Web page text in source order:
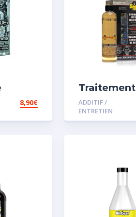
8,90€
Traitement
carburant
spécial
ADDITIF /
ENTRETIEN